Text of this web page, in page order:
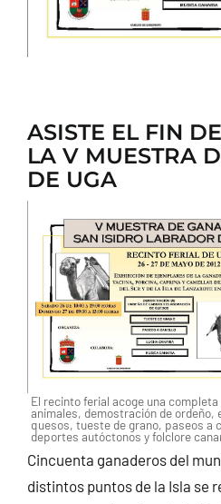
ASISTE EL FIN
LA V MUESTRA
DE UGA
El recinto ferial acoge una completa
animales, demostración de ordeño,
quesos, tueste de grano, paseos a
deportes autóctonos y folclore
Cincuenta ganaderos del
distintos puntos de la Isla se